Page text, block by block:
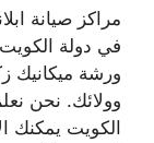
مراكز صيانة
في دولة
ورشة ميكانيك
وولائك. نحن
الكويت يمكنك